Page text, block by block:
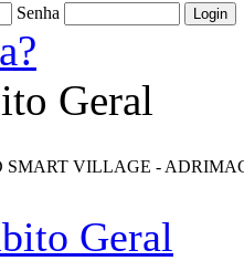
Senha
Geral
VILLAGE - ADRIMAG
Geral